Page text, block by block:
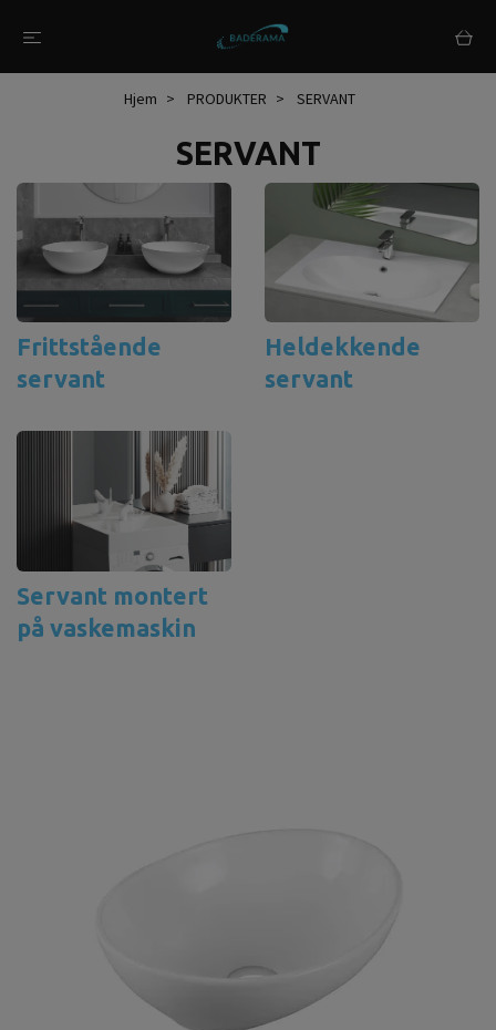
Hjem PRODUKTER SERVANT
SERVANT
Frittstående
servant
Heldekkende
servant
Servant montert
på vaskemaskin